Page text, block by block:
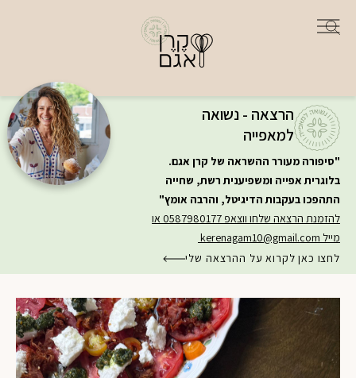
הרצאה - נשואה
למאפייה
"סיפורה מעורר ההשראה של קרן אגם.
בלוגרית אפייה ומשפיענית רשת, שחייה
התהפכו בעקבות הדיגיטל, והרבה אומץ"
להזמנת הרצאה שלחו ווצאפ 0587980177 או
מייל kerenagam10@gmail.com
לחצו כאן לקרוא על ההרצאה שלי